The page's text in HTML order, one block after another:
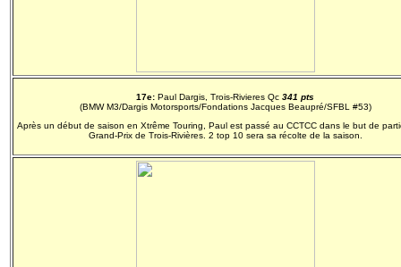
17e: Paul Dargis, Trois-Rivieres Qc 341 pts
(BMW M3/Dargis Motorsports/Fondations Jacques Beaupré/SFBL #53)
Après un début de saison en Xtrême Touring, Paul est passé au CCTCC dans le but de
Grand-Prix de Trois-Rivières. 2 top 10 sera sa récolte de la saison.